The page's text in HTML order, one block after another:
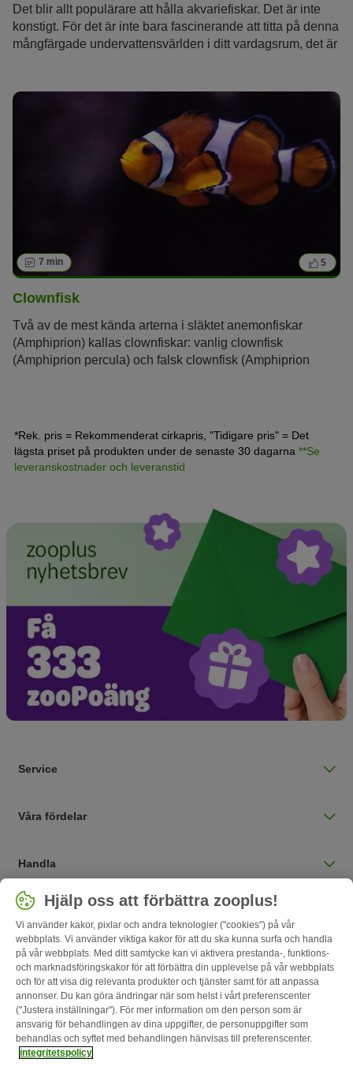
Det blir allt populärare att hålla akvariefiskar. Det är inte
konstigt. För det är inte bara fascinerande att titta på denna
mångfärgade undervattensvärlden i ditt vardagsrum, det är
egna akvariet? Vi presenterar de 10 populäraste
sötvattensfiskarna och deras egenskaper.
7 min 5
Clownfisk
Två av de mest kända arterna i släktet anemonfiskar
(Amphiprion) kallas clownfiskar: vanlig clownfisk
(Amphiprion percula) och falsk clownfisk (Amphiprion
som utrotningshotade.
*Rek. pris = Rekommenderat cirkapris, "Tidigare pris" = Det
lägsta priset på produkten under de senaste 30 dagarna **Se
leveranskostnader och leveranstid
Service
Våra fördelar
Handla
Välj land
Sverige / SE
Follow zooplus
Hjälp oss att förbättra zooplus!
Vi använder kakor, pixlar och andra teknologier ("cookies") på vår
webbplats. Vi använder viktiga kakor för att du ska kunna surfa och handla
på vår webbplats. Med ditt samtycke kan vi aktivera prestanda-, funktions-
och marknadsföringskakor för att förbättra din upplevelse på vår webbplats
och för att visa dig relevanta produkter och tjänster samt för att anpassa
annonser. Du kan göra ändringar när som helst i vårt preferenscenter
("Justera inställningar"). För mer information om den person som är
ansvarig för behandlingen av dina uppgifter, de personuppgifter som
behandlas och syftet med behandlingen hänvisas till preferenscenter.
integritetspolicy